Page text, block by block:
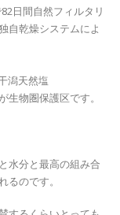
日間自然フィルタリ
自乾燥システムによ
潟天然塩
物圏保護区です。
水分と最高の組み合
のです。